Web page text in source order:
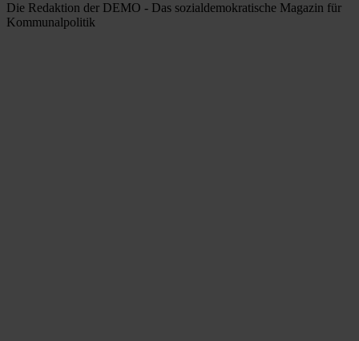
Die Redaktion der DEMO - Das sozialdemokratische Magazin für
Kommunalpolitik